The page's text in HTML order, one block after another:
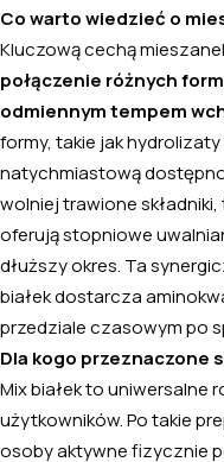
Co warto wiedzieć o
Kluczową cechą
połączenie różnych
odmiennym tempem
formy, takie jak
natychmiastową
wolniej trawione
oferują stopniowe
dłuższy okres. Ta
białek dostarcza
przedziale czasowym po
Dla kogo przeznaczone
Mix białek to uniwersalne
użytkowników. Po takie
osoby aktywne fizycznie